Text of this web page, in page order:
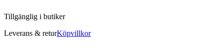
Tillgänglig i butiker
Leverans & returKöpvillkor